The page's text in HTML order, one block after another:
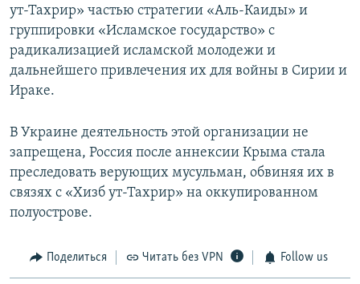
ут-Тахрир» частью стратегии «Аль-Каиды» и
группировки «Исламское государство» с
радикализацией исламской молодежи и
дальнейшего привлечения их для войны в Сирии и
Ираке.
В Украине деятельность этой организации не
запрещена, Россия после аннексии Крыма стала
преследовать верующих мусульман, обвиняя их в
связях с «Хизб ут-Тахрир» на оккупированном
полуострове.
Поделиться Читать без VPN Follow us